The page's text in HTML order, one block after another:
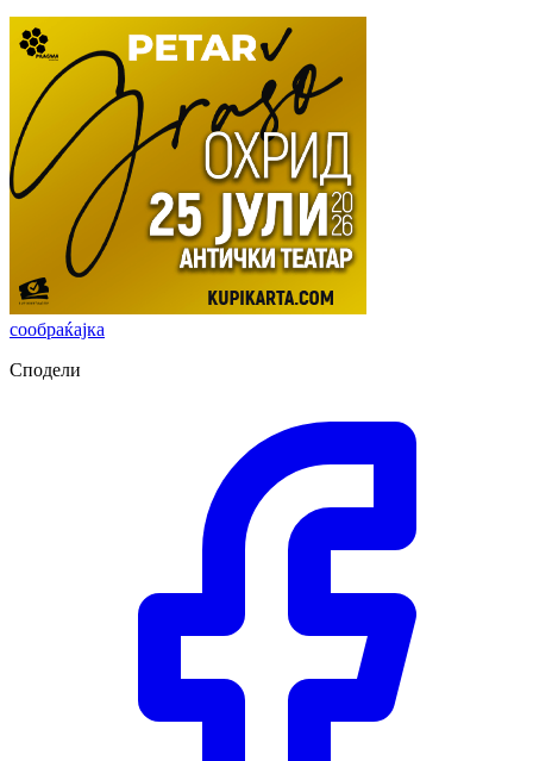
сообраќајка
Сподели